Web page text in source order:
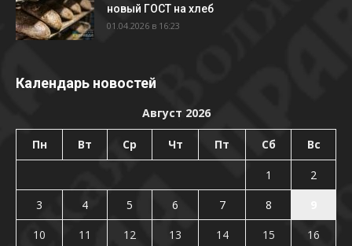
новый ГОСТ на хлеб
01.04.2026 в 16:23
Календарь новостей
Август 2026
Пн Вт Ср Чт Пт Сб Вс
1
2
3
4 5 6 7 8
10
11 12 13 14 15
16